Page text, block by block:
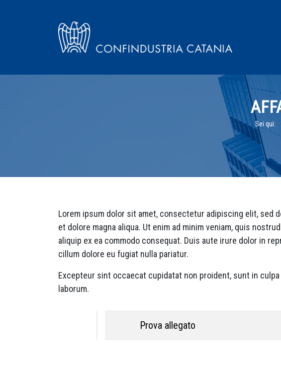
Sei qui:
Lorem ipsum dolor sit amet, consectetur adipiscing elit, sed
et dolore magna aliqua. Ut enim ad minim veniam, quis
aliquip ex ea commodo consequat. Duis aute irure dolor in
cillum dolore eu fugiat nulla pariatur.
Excepteur sint occaecat cupidatat non proident, sunt in
laborum.
Prova allegato